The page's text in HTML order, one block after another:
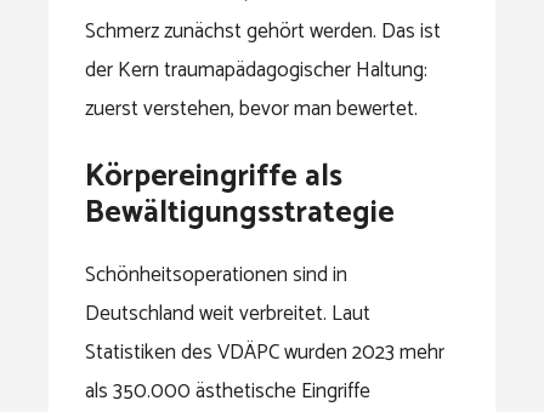
Schmerz zunächst gehört werden. Das ist
der Kern traumapädagogischer Haltung:
zuerst verstehen, bevor man bewertet.
Körpereingriffe als
Bewältigungsstrategie
Schönheitsoperationen sind in
Deutschland weit verbreitet. Laut
Statistiken des VDÄPC wurden 2023 mehr
als 350.000 ästhetische Eingriffe